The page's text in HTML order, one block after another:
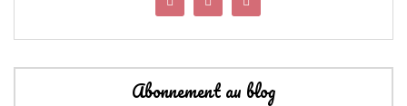
Abonnement au blog